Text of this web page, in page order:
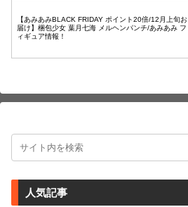
【あみあみBLACK FRIDAY ポイント20倍/12月上旬お
届け】梱包少女 葉月七海 メルヘンパンチ/あみあみ フ
ィギュア情報！
人気記事